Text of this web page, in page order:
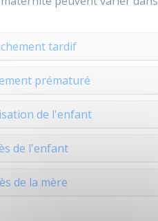
tardif
prématuré
de l'enfant
de l'enfant
de la mère